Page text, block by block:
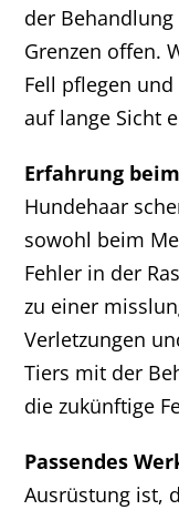
der
Grenzen offen.
Fell pflegen
auf lange Sicht
Erfahrung
Hundehaar
sowohl beim
Fehler in der
zu einer
Verletzungen
Tiers mit der
die zukünftige
Passendes
Ausrüstung ist,